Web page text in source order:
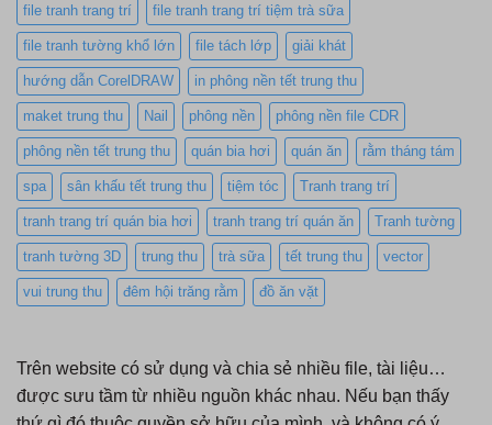
file tranh trang trí file tranh trang trí tiệm trà sữa
file tranh tường khổ lớn file tách lớp giải khát
hướng dẫn CorelDRAW in phông nền tết trung thu
maket trung thu Nail phông nền phông nền file CDR
phông nền tết trung thu quán bia hơi quán ăn rằm tháng tám
spa sân khấu tết trung thu tiệm tóc Tranh trang trí
tranh trang trí quán bia hơi tranh trang trí quán ăn Tranh tường
tranh tường 3D trung thu trà sữa tết trung thu vector
vui trung thu đêm hội trăng rằm đồ ăn vặt
Trên website có sử dụng và chia sẻ nhiều file, tài liệu…
được sưu tầm từ nhiều nguồn khác nhau. Nếu bạn thấy